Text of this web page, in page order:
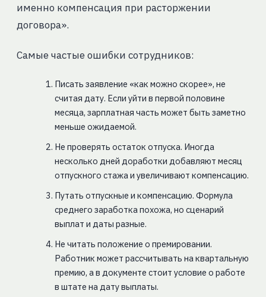
именно компенсация при расторжении
договора».
Самые частые ошибки сотрудников:
Писать заявление «как можно скорее», не
считая дату. Если уйти в первой половине
месяца, зарплатная часть может быть заметно
меньше ожидаемой.
Не проверять остаток отпуска. Иногда
несколько дней доработки добавляют месяц
отпускного стажа и увеличивают компенсацию.
Путать отпускные и компенсацию. Формула
среднего заработка похожа, но сценарий
выплат и даты разные.
Не читать положение о премировании.
Работник может рассчитывать на квартальную
премию, а в документе стоит условие о работе
в штате на дату выплаты.